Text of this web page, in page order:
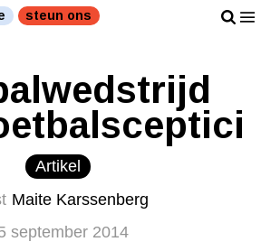
steun ons
Artikel
Maite Karssenberg
september 2014